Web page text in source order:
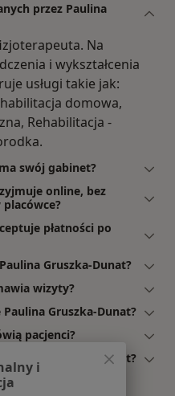
przez Paulina
Na
i wykształcenia
usługi takie jak:
domowa,
Rehabilitacja -
swój gabinet?
online, bez
płatności po
Gruszka-Dunat?
wizyty?
Gruszka-Dunat?
pacjenci?
Gruszka-Dunat?
i